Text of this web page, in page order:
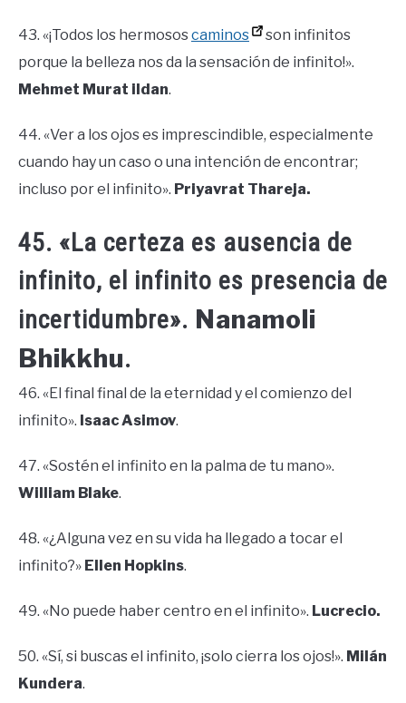
43. «¡Todos los hermososcaminos
son infinitos
porque la belleza nos da la sensación de infinito!».
Mehmet Murat ildan.
44. «Ver a los ojos es imprescindible, especialmente
cuando hay un caso o una intención de encontrar;
incluso por el infinito». Priyavrat Thareja.
45. «La certeza es ausencia de
infinito, el infinito es presencia de
incertidumbre». Nanamoli
Bhikkhu.
46. «El final final de la eternidad y el comienzo del
infinito». Isaac Asimov.
47. «Sostén el infinito en la palma de tu mano».
William Blake.
48. «¿Alguna vez en su vida ha llegado a tocar el
infinito?» Ellen Hopkins.
49. «No puede haber centro en el infinito». Lucrecio.
50. «Sí, si buscas el infinito, ¡solo cierra los ojos!». Milán
Kundera.